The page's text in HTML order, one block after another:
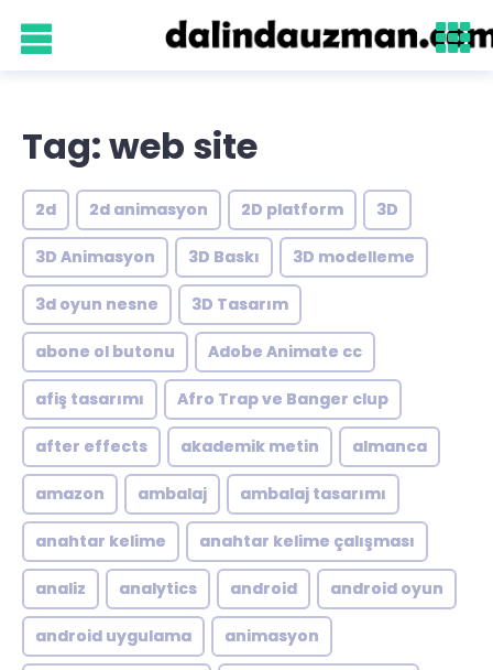
Tag: web site
2d 2d animasyon 2D platform 3D
3D Animasyon 3D Baskı 3D modelleme
3d oyun nesne 3D Tasarım
abone ol butonu Adobe Animate cc
afiş tasarımı Afro Trap ve Banger clup
after effects akademik metin almanca
amazon ambalaj ambalaj tasarımı
anahtar kelime anahtar kelime çalışması
analiz analytics android android oyun
android uygulama animasyon